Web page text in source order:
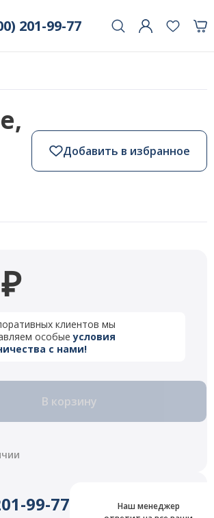
201-99-77
Добавить в избранное
клиентов мы
особыеусловия
с нами!
В корзину
99-77
Наш менеджер